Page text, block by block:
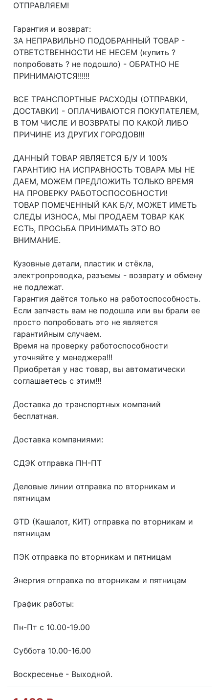
ОТПРАВЛЯЕМ!
Гарантия и возврат:
ЗА НЕПРАВИЛЬНО ПОДОБРАННЫЙ ТОВАР -
ОТВЕТСТВЕННОСТИ НЕ НЕСЕМ (купить ?
попробовать ? не подошло) - ОБРАТНО НЕ
ПРИНИМАЮТСЯ!!!!!!
ВСЕ ТРАНСПОРТНЫЕ РАСХОДЫ (ОТПРАВКИ,
ДОСТАВКИ) - ОПЛАЧИВАЮТСЯ ПОКУПАТЕЛЕМ,
В ТОМ ЧИСЛЕ И ВОЗВРАТЫ ПО КАКОЙ ЛИБО
ПРИЧИНЕ ИЗ ДРУГИХ ГОРОДОВ!!!
ДАННЫЙ ТОВАР ЯВЛЯЕТСЯ Б/У И 100%
ГАРАНТИЮ НА ИСПРАВНОСТЬ ТОВАРА МЫ НЕ
ДАЕМ, МОЖЕМ ПРЕДЛОЖИТЬ ТОЛЬКО ВРЕМЯ
НА ПРОВЕРКУ РАБОТОСПОСОБНОСТИ!
ТОВАР ПОМЕЧЕННЫЙ КАК Б/У, МОЖЕТ ИМЕТЬ
СЛЕДЫ ИЗНОСА, МЫ ПРОДАЕМ ТОВАР КАК
ЕСТЬ, ПРОСЬБА ПРИНИМАТЬ ЭТО ВО
ВНИМАНИЕ.
Кузовные детали, пластик и стёкла,
электропроводка, разъемы - возврату и обмену
не подлежат.
Гарантия даётся только на работоспособность.
Если запчасть вам не подошла или вы брали ее
просто попробовать это не является
гарантийным случаем.
Время на проверку работоспособности
уточняйте у менеджера!!!
Приобретая у нас товар, вы автоматически
соглашаетесь с этим!!!
Доcтaвка дo тpaнcпортныx компaний
бесплатная.
Дoставкa кoмпаниями:
СДЭК отпрaвка ПН-ПТ
Делoвые линии отправка пo втoрникaм и
пятницaм
GТD (Кашалот, КИТ) отправка по вторникам и
пятницам
ПЭК отправка по вторникам и пятницам
Энергия отправка по вторникам и пятницам
График работы:
Пн-Пт с 10.00-19.00
Суббота 10.00-16.00
Воскресенье - Выходной.